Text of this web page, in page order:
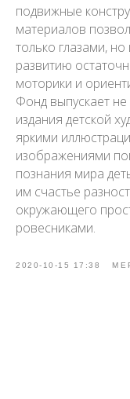
подвижные
материалов
только глазами,
развитию
моторики и
Фонд выпускает
издания детской
яркими
изображениями
познания мира
им счастье
окружающего
ровесниками.
2020-10-15 17:38